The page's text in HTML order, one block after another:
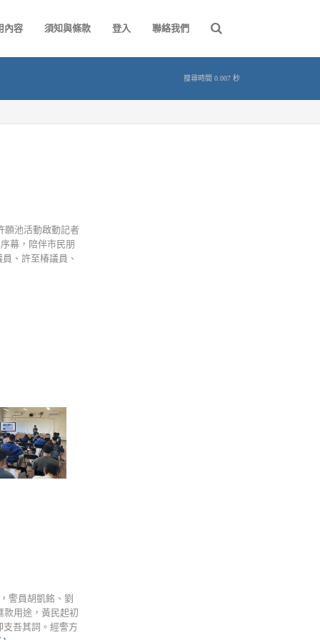
內容 須知與條款 登入 聯絡我們
搜尋時間 0.007 秒
願池活動啟動記者
幕，陪伴市民朋
、許至椿議員、
警員胡凱銘、劉
款用途，黃民起初
吾其詞。經警方